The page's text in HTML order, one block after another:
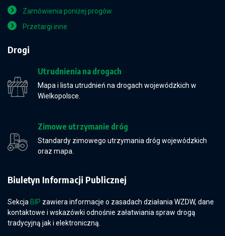
Zamówienia poniżej progów
Przetargi inne
Drogi
Utrudnienia na drogach
Mapa i lista utrudnień na drogach wojewódzkich w
Wielkopolsce.
Zimowe utrzymanie dróg
Standardy zimowego utrzymania dróg wojewódzkich
oraz mapa.
Biuletyn Informacji Publicznej
Sekcja BIP zawiera informacje o zasadach działania WZDW, dane
kontaktowe i wskazówki odnośnie załatwiania spraw drogą
tradycyjną jak i elektroniczną.